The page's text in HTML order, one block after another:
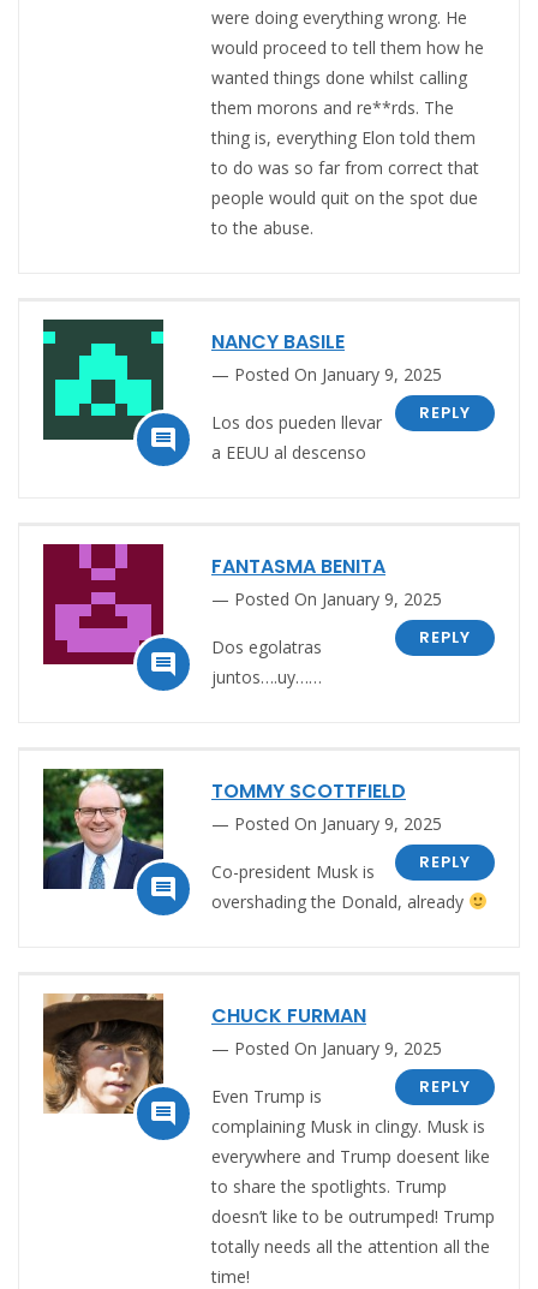
were doing everything wrong. He
would proceed to tell them how he
wanted things done whilst calling
them morons and re**rds. The
thing is, everything Elon told them
to do was so far from correct that
people would quit on the spot due
to the abuse.

NANCY BASILE
Posted On January 9, 2025
REPLY
Los dos pueden llevar
a EEUU al descenso

FANTASMA BENITA
Posted On January 9, 2025
REPLY
Dos egolatras
juntos….uy……

TOMMY SCOTTFIELD
Posted On January 9, 2025
REPLY
Co-president Musk is
overshading the Donald, already

CHUCK FURMAN
Posted On January 9, 2025
REPLY
Even Trump is
complaining Musk in clingy. Musk is
everywhere and Trump doesent like
to share the spotlights. Trump
doesn’t like to be outrumped! Trump
totally needs all the attention all the
time!